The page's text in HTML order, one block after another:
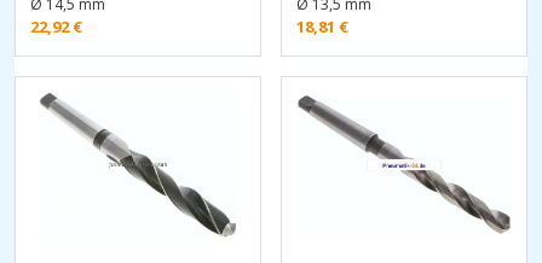
Ø 14,5 mm
22,92€
Ø 13,5 mm
18,81 €